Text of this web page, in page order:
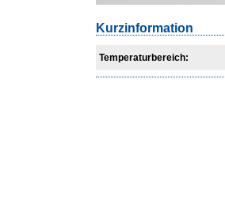
Kurzinformation
Temperaturbereich: